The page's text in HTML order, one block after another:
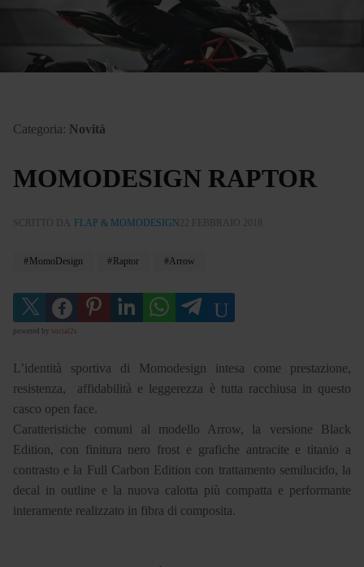
Categoria: Novità
MOMODESIGN RAPTOR
SCRITTO DA FLAP & MOMODESIGN 22 FEBBRAIO 2018
MomoDesign Raptor Arrow
powered by social2s
L’identità sportiva di Momodesign intesa come prestazione,
resistenza, affidabilità e leggerezza è tutta racchiusa in questo
casco open face.
Caratteristiche comuni al modello Arrow, la versione Black
Edition, con finitura nero frost e grafiche antracite e titanio a
contrasto e la Full Carbon Edition con trattamento semilucido, la
decal in outline e la nuova calotta più compatta e performante
interamente realizzato in fibra di composita.